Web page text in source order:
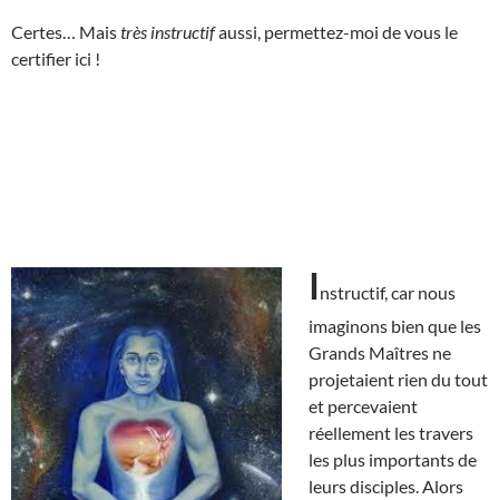
Certes… Maistrès instructifaussi, permettez-moi de vous le
certifier ici !
Instructif, car nous
imaginons bien que les
Grands Maîtres ne
projetaient rien du tout
et percevaient
réellement les travers
les plus importants de
leurs disciples. Alors